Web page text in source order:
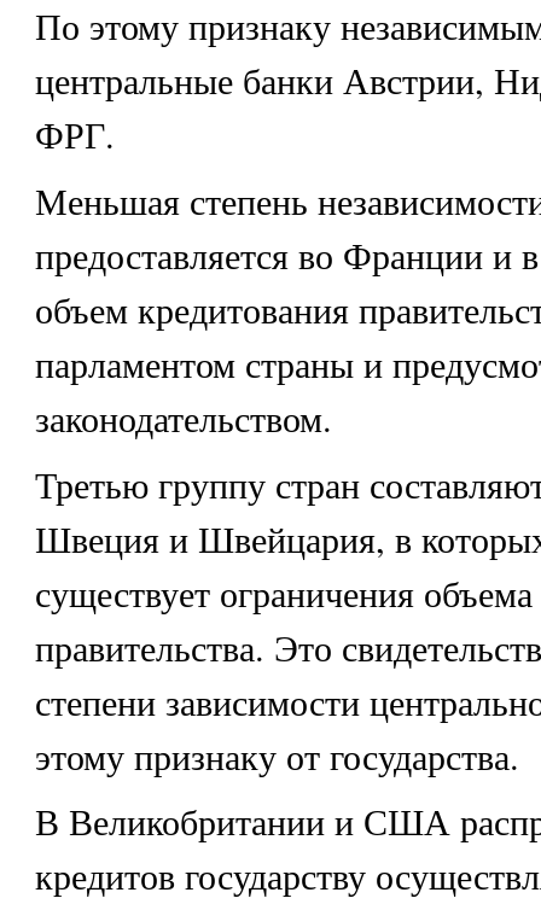
По этому признаку
центральные банки Австрии,
ФРГ.
Меньшая степень
предоставляется во Франции и
объем кредитования
парламентом страны и
законодательством.
Третью группу стран
Швеция и Швейцария, в
существует ограничения
правительства. Это
степени зависимости
этому признаку от государства.
В Великобритании и США
кредитов государству